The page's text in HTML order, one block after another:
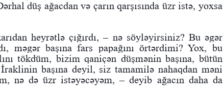
düş ağacdan və çarın qarşısında üzr istə, yoxsa
heyrətlə çığırdı, – nə söyləyirsiniz? Bu əgər
məgər başına fars papağını örtərdimi? Yox, bu
tökdüm, bizim qaniçən düşmənin başına, bütün
başına deyil, siz tamamilə nahaqdan məni
nə də üzr istəyəcəyəm, – deyib ağacın daha da